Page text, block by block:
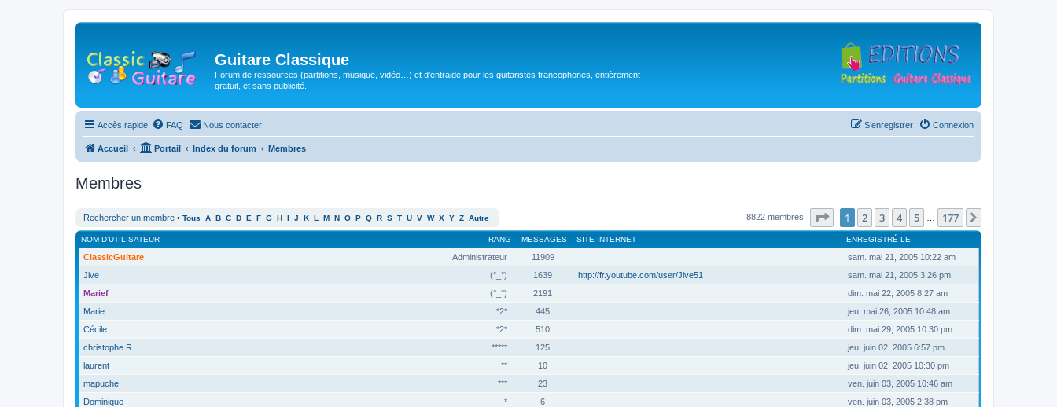
Guitare Classique
Forum de ressources (partitions, musique, vidéo…) et d'entraide pour les guitaristes francophones, entièrement
gratuit, et sans publicité.
Accès rapide FAQ Nous contacter Connexion
S’enregistrer
Accueil Portail Index du forum Membres
Membres
Rechercher un membre • Tous A B C D E F G H I J K L M N O P Q R S T U V W X Y Z Autre 8822 membres Page sur177
1 2 3 4 5 177
RANG
NOM D’UTILISATEUR MESSAGES SITE INTERNET ENREGISTRÉ LE
Administrateur
ClassicGuitare 11909
sam. mai 21, 2005 10:22 am
(°_°)
Jive 1639 http://fr.youtube.com/user/Jive51
sam. mai 21, 2005 3:26 pm
(°_°)
Marief 2191
dim. mai 22, 2005 8:27 am
*2*
Marie 445
jeu. mai 26, 2005 10:48 am
*2*
Cécile 510
dim. mai 29, 2005 10:30 pm
*****
christophe R 125
jeu. juin 02, 2005 6:57 pm
**
laurent 10
jeu. juin 02, 2005 10:30 pm
***
mapuche 23
ven. juin 03, 2005 10:46 am
*
Dominique 6
ven. juin 03, 2005 2:38 pm